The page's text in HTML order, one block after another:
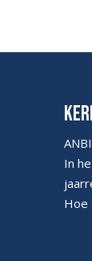
ANBI
In
Hoe